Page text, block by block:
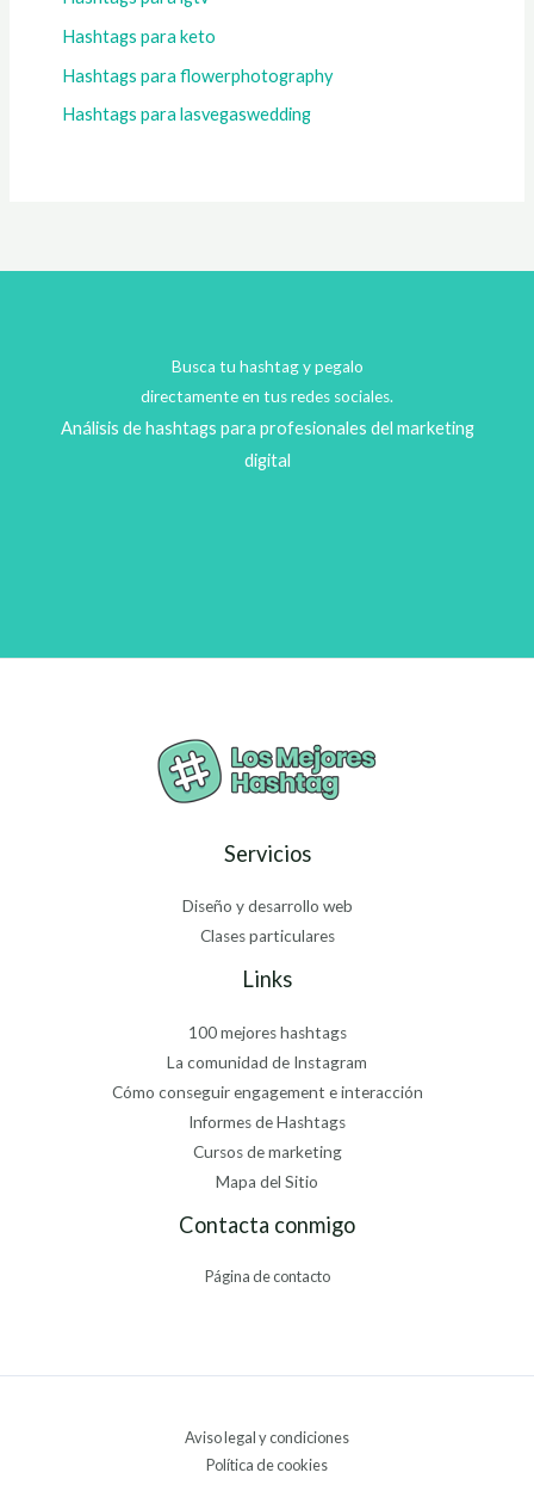
Hashtags para keto
Hashtags para flowerphotography
Hashtags para lasvegaswedding
Busca tu hashtag y pegalo
directamente en tus redes sociales.
Análisis de hashtags para profesionales del marketing
digital
Servicios
Diseño y desarrollo web
Clases particulares
Links
100 mejores hashtags
La comunidad de Instagram
Cómo conseguir engagement e interacción
Informes de Hashtags
Cursos de marketing
Mapa del Sitio
Contacta conmigo
Página de contacto
Aviso legal y condiciones
Política de cookies